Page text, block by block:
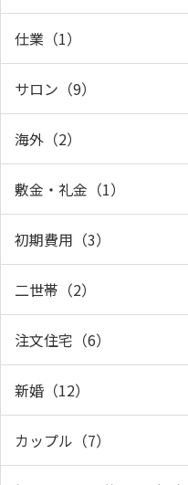
仕業（1）
サロン（9）
海外（2）
敷金・礼金（1）
初期費用（3）
二世帯（2）
注文住宅（6）
新婚（12）
カップル（7）